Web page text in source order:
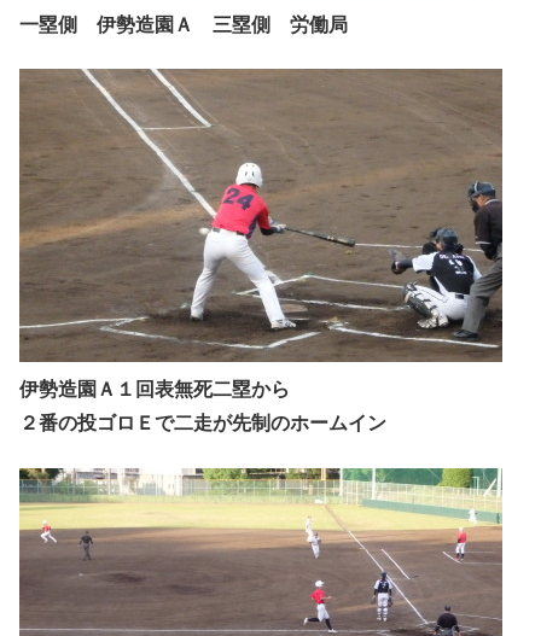
一塁側 伊勢造園Ａ 三塁側 労働局
伊勢造園Ａ１回表無死二塁から
２番の投ゴロＥで二走が先制のホームイン